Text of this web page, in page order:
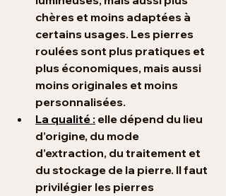
chères et moins adaptées à
certains usages. Les pierres
roulées sont plus pratiques et
plus économiques, mais aussi
moins originales et moins
personnalisées.
La qualité : elle dépend du lieu
d’origine, du mode
d’extraction, du traitement et
du stockage de la pierre. Il faut
privilégier les pierres